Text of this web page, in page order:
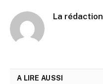
La rédaction
A LIRE AUSSI